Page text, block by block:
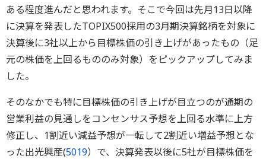
ある程度進んだと思われます。そこで今回は先月13日以降
に決算を発表したTOPIX500採用の3月期決算銘柄を対象に
決算後に3社以上から目標株価の引き上げがあったもの（足
元の株価を上回るもののみ対象）をピックアップしてみま
した。
そのなかでも特に目標株価の引き上げが目立つのが通期の
営業利益の見通しをコンセンサス予想を上回る水準に上方
修正し、1割近い減益予想が一転して2割近い増益予想とな
った出光興産(5019）で、決算発表以後に5社が目標株価を